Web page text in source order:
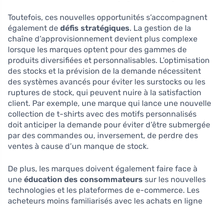
Toutefois, ces nouvelles opportunités s’accompagnent
également de défis stratégiques. La gestion de la
chaîne d’approvisionnement devient plus complexe
lorsque les marques optent pour des gammes de
produits diversifiées et personnalisables. L’optimisation
des stocks et la prévision de la demande nécessitent
des systèmes avancés pour éviter les surstocks ou les
ruptures de stock, qui peuvent nuire à la satisfaction
client. Par exemple, une marque qui lance une nouvelle
collection de t-shirts avec des motifs personnalisés
doit anticiper la demande pour éviter d’être submergée
par des commandes ou, inversement, de perdre des
ventes à cause d’un manque de stock.
De plus, les marques doivent également faire face à
une éducation des consommateurs sur les nouvelles
technologies et les plateformes de e-commerce. Les
acheteurs moins familiarisés avec les achats en ligne